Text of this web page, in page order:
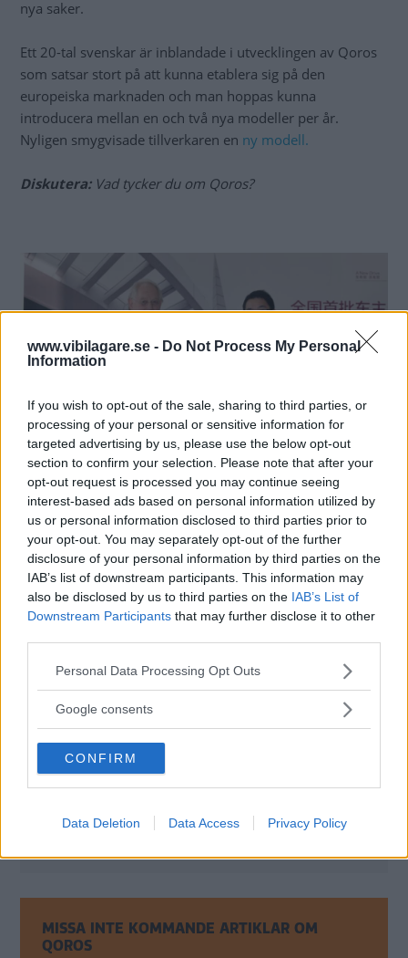
www.vibilagare.se - Do Not Process My Personal
Information
If you wish to opt-out of the sale, sharing to third parties, or
processing of your personal or sensitive information for
targeted advertising by us, please use the below opt-out
section to confirm your selection. Please note that after your
opt-out request is processed you may continue seeing
interest-based ads based on personal information utilized by
us or personal information disclosed to third parties prior to
your opt-out. You may separately opt-out of the further
disclosure of your personal information by third parties on the
IAB’s list of downstream participants. This information may
also be disclosed by us to third parties on the IAB’s List of
Downstream Participants that may further disclose it to other
Please note that this website/app uses one or more Google
not limited to your visit or usage behaviour. You may click to
use your data for below specified purposes in below Google
consent section.
Personal Data Processing Opt Outs
Google consents
CONFIRM
Data Deletion Data Access Privacy Policy
nya saker.
Ett 20-tal svenskar är inblandade i utvecklingen av Qoros
som satsar stort på att kunna etablera sig på den
europeiska marknaden och man hoppas kunna
introducera mellan en och två nya modeller per år.
Nyligen smygvisade tillverkaren en ny modell.
Diskutera:Vad tycker du om Qoros?
FAKTA MAZDA COSMO SPORT 110 S 1971
Tillverkades:1967–1972.
Nypris:Ej såld i Sverige.
Värde i dag: 1–2 miljoner kr.
Mått:L 414/B 160/H 117 cm.
Vikt:940 kg.
Motor:Tvåskivig wankel, volym 982 cm
MISSA INTE KOMMANDE ARTIKLAR OM
QOROS